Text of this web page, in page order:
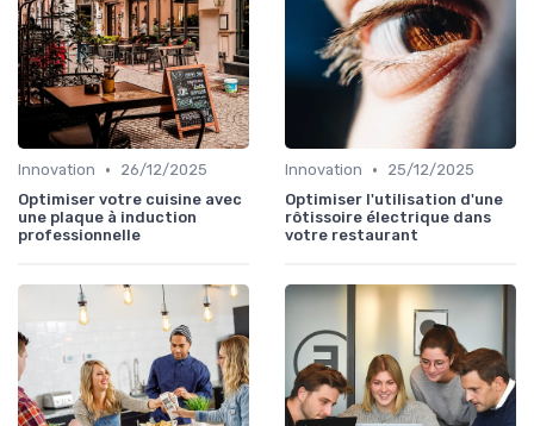
Innovation •
26/12/2025
Optimiser votre cuisine avec
une plaque à induction
professionnelle
Innovation •
25/12/2025
Optimiser l'utilisation d'une
rôtissoire électrique dans
votre restaurant